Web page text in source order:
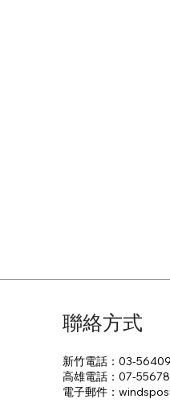
新竹電話：03-
高雄電話：07-
電子郵件：​
聯絡方式